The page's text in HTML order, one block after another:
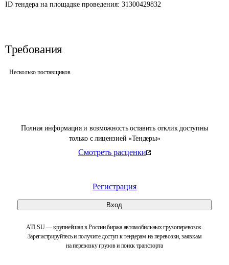
Полная информация и возможность оставить отклик доступны
только с лицензией «Тендеры»
Смотреть расценки
Регистрация
Вход
ATI.SU — крупнейшая в России биржа автомобильных грузоперевозок.
Зарегистрируйтесь и получите доступ к тендерам на перевозки, заявкам
на перевозку грузов и поиск транспорта
ID тендера на площадке проведения: 31300429832
Требования
Несколько поставщиков